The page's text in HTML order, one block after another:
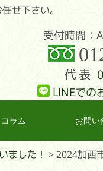
せ下さい。
受付時間：
代表
LINEでの
コラム お問い
ました！ > 2024加西